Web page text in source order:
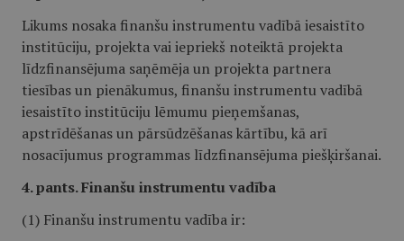
Likums nosaka finanšu instrumentu vadībā iesaistīto
institūciju, projekta vai iepriekš noteiktā projekta
līdzfinansējuma saņēmēja un projekta partnera
tiesības un pienākumus, finanšu instrumentu vadībā
iesaistīto institūciju lēmumu pieņemšanas,
apstrīdēšanas un pārsūdzēšanas kārtību, kā arī
nosacījumus programmas līdzfinansējuma piešķiršanai.
4. pants. Finanšu instrumentu vadība
(1) Finanšu instrumentu vadība ir: